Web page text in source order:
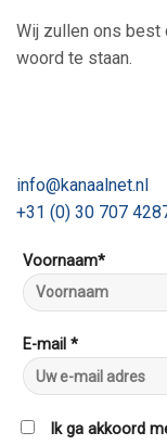
Wij zullen ons best
woord te staan.
info@kanaalnet.nl
+31 (0) 30 707
Voornaam*
E-mail *
Ik ga akkoord